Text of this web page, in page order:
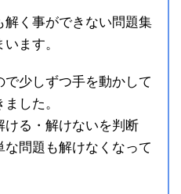
解く事ができない問題集
ます。
少しずつ手を動かして
した。
ける・解けないを判断
な問題も解けなくなって